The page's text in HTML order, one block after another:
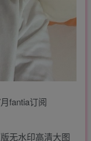
fantia订阅
无水印高清大图